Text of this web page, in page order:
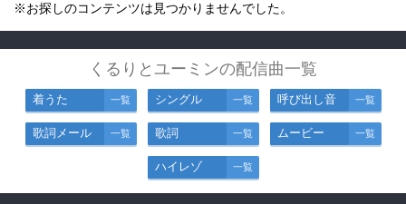
※お探しのコンテンツは見つかりませんでした。
くるりとユーミンの配信曲一覧
着うた 一覧 シングル 一覧 呼び出し音 一覧
歌詞メール 一覧 歌詞 一覧 ムービー 一覧
ハイレゾ 一覧